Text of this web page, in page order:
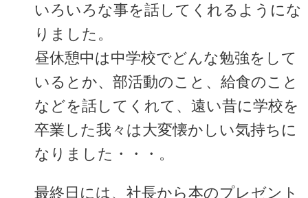
いろいろな事を話してくれるようにな
りました。
昼休憩中は中学校でどんな勉強をして
いるとか、部活動のこと、給食のこと
などを話してくれて、遠い昔に学校を
卒業した我々は大変懐かしい気持ちに
なりました・・・。
最終日には、社長から本のプレゼント